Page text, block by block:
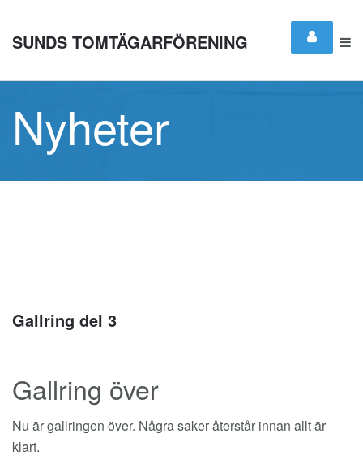
SUNDS TOMTÄGARFÖRENING
Nyheter
Gallring del 3
Gallring över
Nu är gallringen över. Några saker återstår innan allt är
klart.